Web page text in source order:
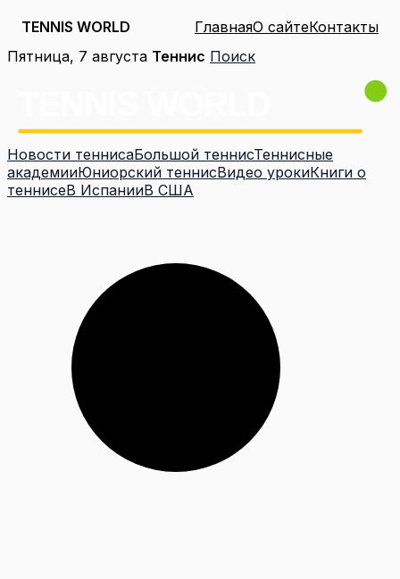
TENNIS WORLD ГлавнаяО сайтеКонтакты
Перейти
Пятница, 7 августа Теннис Поиск
Новости теннисаБольшой теннисТеннисные
академииЮниорский теннисВидео урокиКниги о
теннисеВ ИспанииВ США